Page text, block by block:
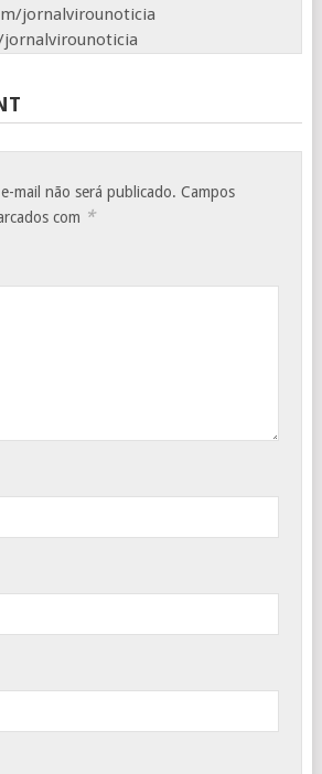
jornalvirounoticia
jornalvirounoticia
mail não será publicado. Campos
com *